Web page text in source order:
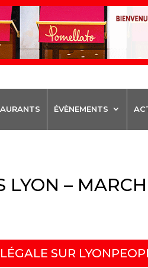
ÉVÈNEMENTS
LYON –
SUR